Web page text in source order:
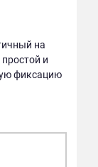
на
и
фиксацию